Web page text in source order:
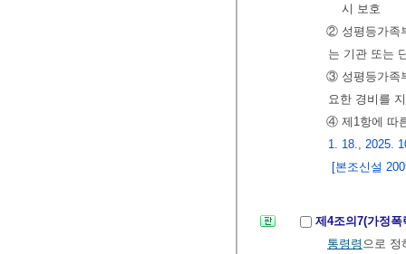
시 보호
② 성평등가족
는 기관 또는
③ 성평등가족
요한 경비를
④ 제1항에 따
1. 18., 2025.
[본조신설
제4조의7(가정
통령령 으로 정